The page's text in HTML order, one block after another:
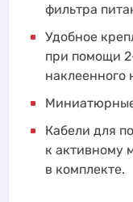
фильтра
Удобное
при помощи
наклеенного
Кабели для
к активному
в комплекте.